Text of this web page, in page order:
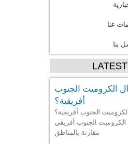
عنا
بنا
الكروميت الجنوب
أفريقية؟
الجنوب أفريقية؟
الكروميت الجنوب أفريقي
مقارنة بالمناطق